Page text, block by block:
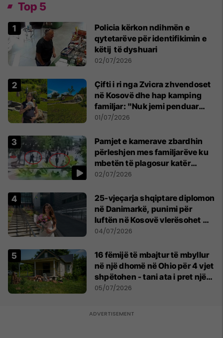
Top 5
Policia kërkon ndihmën e
qytetarëve për identifikimin e
këtij të dyshuari
02/07/2026
Çifti i ri nga Zvicra zhvendoset
në Kosovë dhe hap kamping
familjar: "Nuk jemi penduar
asnjë ditë"
01/07/2026
Pamjet e kamerave zbardhin
përleshjen mes familjarëve ku
mbetën të plagosur katër
persona
02/07/2026
25-vjeçarja shqiptare diplomon
në Danimarkë, punimi për
luftën në Kosovë vlerësohet me
notën më të lartë
04/07/2026
16 fëmijë të mbajtur të mbyllur
në një dhomë në Ohio për 4 vjet
shpëtohen - tani ata i pret një
sfidë e madhe
05/07/2026